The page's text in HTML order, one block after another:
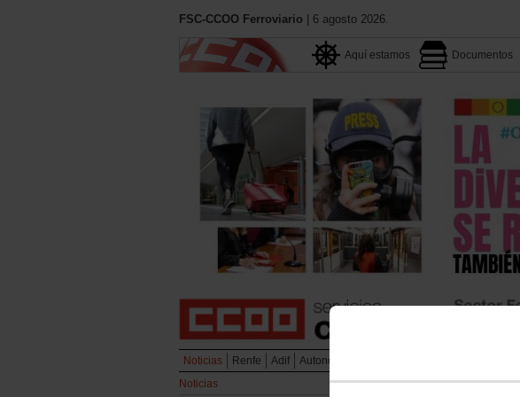
FSC-CCOO Ferroviario | 6 agosto 2026.
Aquí estamos Documentos
Noticias Renfe Adif Autonómicos
Noticias